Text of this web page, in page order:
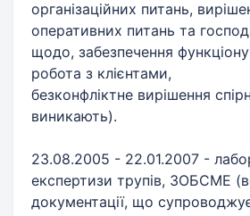
організаційних питань,
оперативних питань та
щодо, забезпечення
робота з клієнтами,
безконфліктне вирішення
виникають). ​
23.08.2005 - 22.01.2007 -
експертизи трупів, ЗОБСМЕ
документації, що